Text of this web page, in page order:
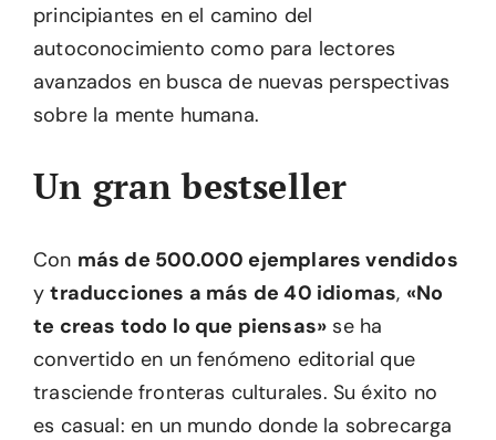
principiantes en el camino del
autoconocimiento como para lectores
avanzados en busca de nuevas perspectivas
sobre la mente humana.
Un gran bestseller
Con más de 500.000 ejemplares vendidos
ytraducciones a más de 40 idiomas, «No
te creas todo lo que piensas» se ha
convertido en un fenómeno editorial que
trasciende fronteras culturales. Su éxito no
es casual: en un mundo donde la sobrecarga